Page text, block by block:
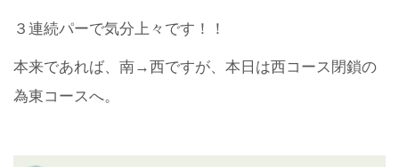
３連続パーで気分上々です！！
本来であれば、南→西ですが、本日は西コース閉鎖の
為東コースへ。